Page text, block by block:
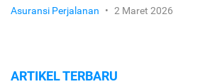
Asuransi Perjalanan • 2 Maret 2026
ARTIKEL TERBARU